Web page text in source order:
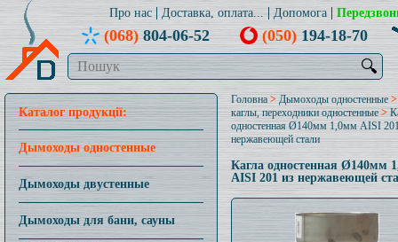
Про нас Доставка, оплата... Допомога
(068)804-06-52 (050)194-18-70
🔍
Каталог продукції:
Дымоходы одностенные
Дымоходы двустенные
Дымоходы для бани, сауны
Головна > Дымоходы одностенные
каглы, переходники одностенные>
одностенная Ø140мм 1,0мм AISI
нержавеющей стали
Кагла одностенная Ø140мм
AISI 201 из нержавеющей